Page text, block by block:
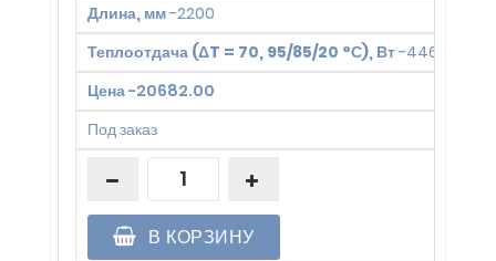
Длина, мм-2200
Теплоотдача (ΔT = 70, 95/85/20 °С), Вт-4469
Цена-20682.00
Под заказ
В КОРЗИНУ